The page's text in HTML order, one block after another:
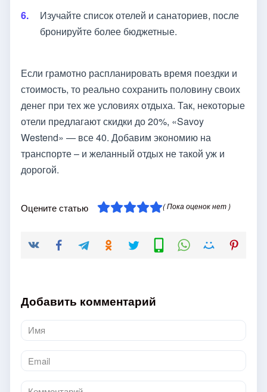
Изучайте список отелей и санаториев, после
бронируйте более бюджетные.
Если грамотно распланировать время поездки и
стоимость, то реально сохранить половину своих
денег при тех же условиях отдыха. Так, некоторые
отели предлагают скидки до 20%, «Savoy
Westend» — все 40. Добавим экономию на
транспорте – и желанный отдых не такой уж и
дорогой.
Оцените статью ( Пока оценок нет )
Добавить комментарий
Имя
*
Email
*
Комментарий